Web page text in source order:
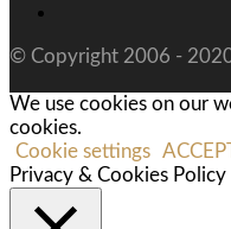
© Copyright 2006 - 2020
We use cookies on our
cookies.
Cookie settings
Privacy & Cookies Policy